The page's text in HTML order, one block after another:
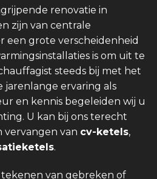
renovatie in
zijn van centrale
een grote verscheidenheid
is om uit te
steeds bij met het
jarenlange ervaring als
en kennis begeleiden wij u
U kan bij ons terecht
vervangen van cv-ketels,
.
van gebreken of